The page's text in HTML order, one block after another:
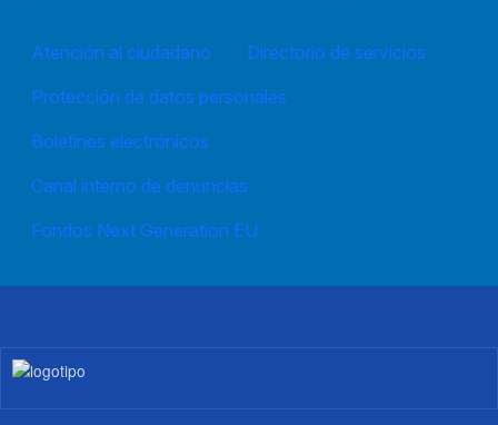
Atención al ciudadano
Directorio de servicios
Protección de datos personales
Boletines electrónicos
Canal interno de denuncias
Fondos Next Generation EU
Imagen